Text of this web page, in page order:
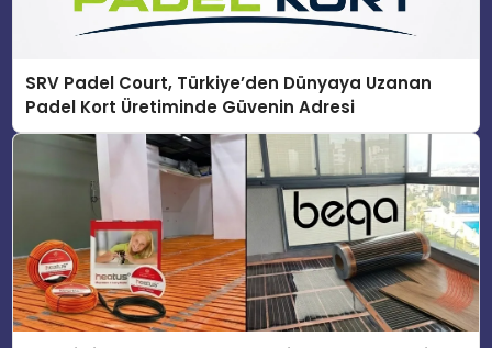
SRV Padel Court, Türkiye’den Dünyaya Uzanan
Padel Kort Üretiminde Güvenin Adresi